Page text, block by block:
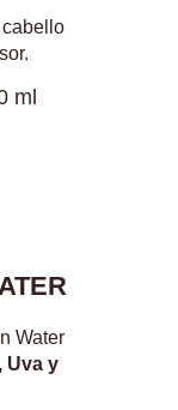
ml
Water
Uva y